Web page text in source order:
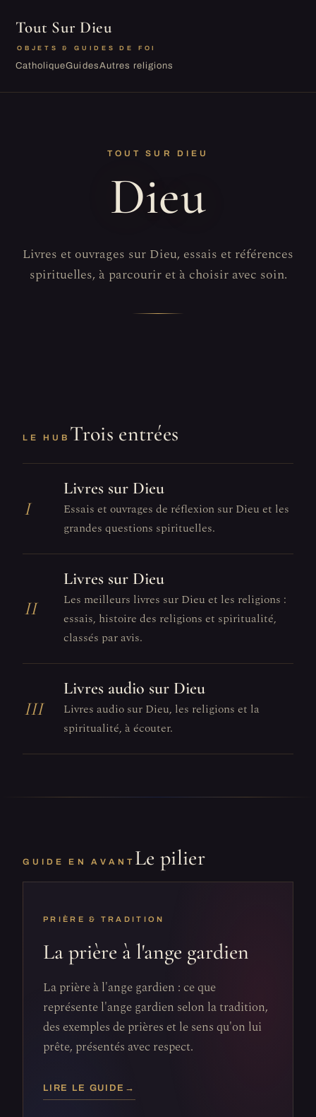
Tout Sur Dieu
OBJETS & GUIDES DE FOI
CatholiqueGuidesAutres religions
TOUT SUR DIEU
Dieu
Livres et ouvrages sur Dieu, essais et références
spirituelles, à parcourir et à choisir avec soin.
LE HUB Trois entrées
I
Livres sur Dieu
Essais et ouvrages de réflexion sur Dieu et les
grandes questions spirituelles.
II
Livres sur Dieu
Les meilleurs livres sur Dieu et les religions :
essais, histoire des religions et spiritualité,
classés par avis.
III
Livres audio sur Dieu
Livres audio sur Dieu, les religions et la
spiritualité, à écouter.
GUIDE EN AVANT Le pilier
PRIÈRE & TRADITION
La prière à l'ange gardien
La prière à l'ange gardien : ce que
représente l'ange gardien selon la tradition,
des exemples de prières et le sens qu'on lui
prête, présentés avec respect.
LIRE LE GUIDE →